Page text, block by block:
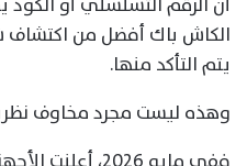
الكاش باك أفضل من
يتم التأكد منها.
وهذه ليست مجرد مخاوف